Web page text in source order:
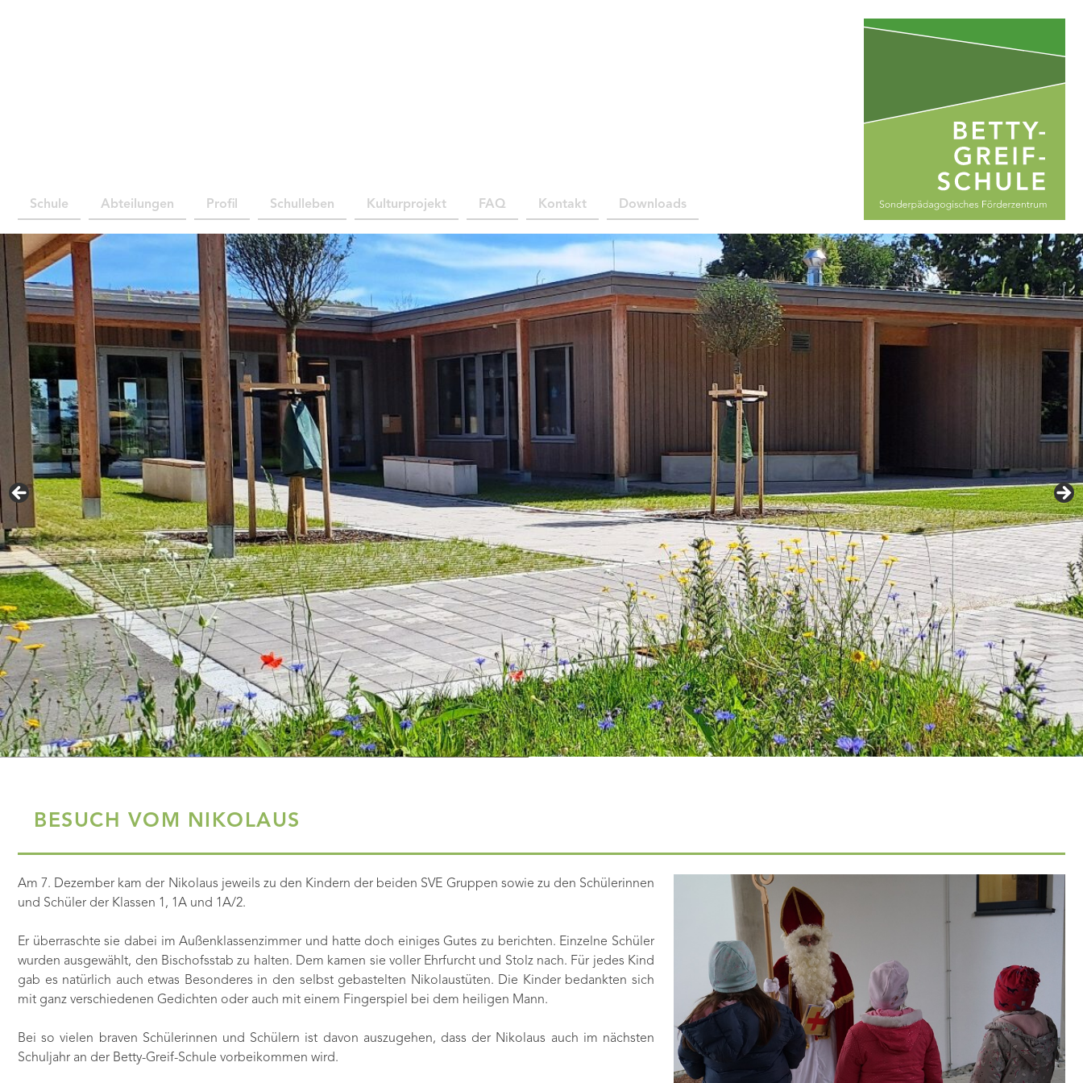
Schule Abteilungen Profil Schulleben Kulturprojekt FAQ Kontakt Downloads
BESUCH VOM NIKOLAUS
Am 7. Dezember kam der Nikolaus jeweils zu den Kindern der beiden SVE Gruppen sowie zu den Schülerinnen
und Schüler der Klassen 1, 1A und 1A/2.
Er überraschte sie dabei im Außenklassenzimmer und hatte doch einiges Gutes zu berichten. Einzelne Schüler
wurden ausgewählt, den Bischofsstab zu halten. Dem kamen sie voller Ehrfurcht und Stolz nach. Für jedes Kind
gab es natürlich auch etwas Besonderes in den selbst gebastelten Nikolaustüten. Die Kinder bedankten sich
mit ganz verschiedenen Gedichten oder auch mit einem Fingerspiel bei dem heiligen Mann.
Bei so vielen braven Schülerinnen und Schülern ist davon auszugehen, dass der Nikolaus auch im nächsten
Schuljahr an der Betty-Greif-Schule vorbeikommen wird.